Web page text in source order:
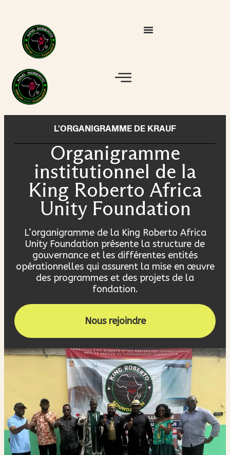
L'ORGANIGRAMME DE KRAUF
Organigramme
institutionnel de la
King Roberto Africa
Unity Foundation
L’organigramme de la King Roberto Africa
Unity Foundation présente la structure de
gouvernance et les différentes entités
opérationnelles qui assurent la mise en œuvre
des programmes et des projets de la
fondation.
Nous rejoindre